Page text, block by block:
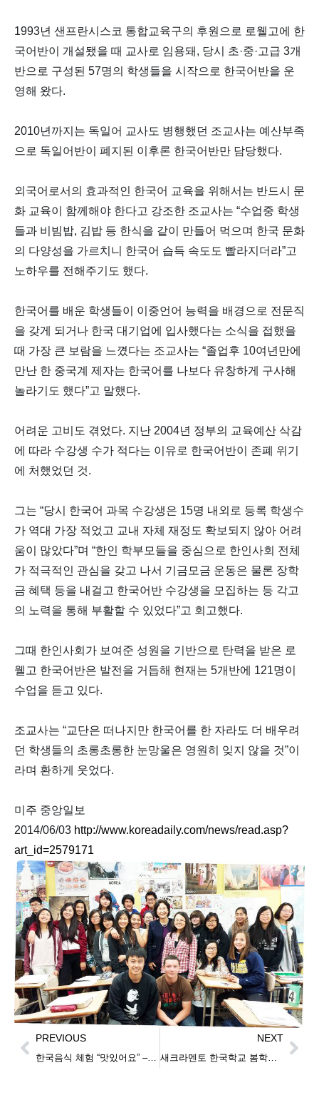
1993년 샌프란시스코 통합교육구의 후원으로 로웰고에 한
국어반이 개설됐을 때 교사로 임용돼, 당시 초·중·고급 3개
반으로 구성된 57명의 학생들을 시작으로 한국어반을 운
영해 왔다.
2010년까지는 독일어 교사도 병행했던 조교사는 예산부족
으로 독일어반이 폐지된 이후론 한국어반만 담당했다.
외국어로서의 효과적인 한국어 교육을 위해서는 반드시 문
화 교육이 함께해야 한다고 강조한 조교사는 “수업중 학생
들과 비빔밥, 김밥 등 한식을 같이 만들어 먹으며 한국 문화
의 다양성을 가르치니 한국어 습득 속도도 빨라지더라”고
노하우를 전해주기도 했다.
한국어를 배운 학생들이 이중언어 능력을 배경으로 전문직
을 갖게 되거나 한국 대기업에 입사했다는 소식을 접했을
때 가장 큰 보람을 느꼈다는 조교사는 “졸업후 10여년만에
만난 한 중국계 제자는 한국어를 나보다 유창하게 구사해
놀라기도 했다”고 말했다.
어려운 고비도 겪었다. 지난 2004년 정부의 교육예산 삭감
에 따라 수강생 수가 적다는 이유로 한국어반이 존폐 위기
에 처했었던 것.
그는 “당시 한국어 과목 수강생은 15명 내외로 등록 학생수
가 역대 가장 적었고 교내 자체 재정도 확보되지 않아 어려
움이 많았다”며 “한인 학부모들을 중심으로 한인사회 전체
가 적극적인 관심을 갖고 나서 기금모금 운동은 물론 장학
금 혜택 등을 내걸고 한국어반 수강생을 모집하는 등 각고
의 노력을 통해 부활할 수 있었다”고 회고했다.
그때 한인사회가 보여준 성원을 기반으로 탄력을 받은 로
웰고 한국어반은 발전을 거듭해 현재는 5개반에 121명이
수업을 듣고 있다.
조교사는 “교단은 떠나지만 한국어를 한 자라도 더 배우려
던 학생들의 초롱초롱한 눈망울은 영원히 잊지 않을 것”이
라며 환하게 웃었다.
미주 중앙일보
2014/06/03 http://www.koreadaily.com/news/read.asp?
art_id=2579171
PREVIOUS
한국음식 체험 “맛있어요” – 엘소살 중학교·바스케즈 초등학교 한국어반 학생들
NEXT
새크라멘토 한국학교 봄학기 종업식